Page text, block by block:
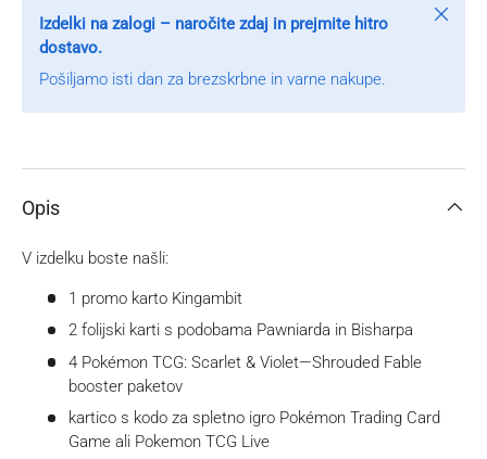
Izdelki na zalogi – naročite zdaj in prejmite hitro
dostavo.
Pošiljamo isti dan za brezskrbne in varne nakupe.
Zapri
Opis
V izdelku boste našli:
1 promo karto Kingambit
2 folijski karti s podobama Pawniarda in Bisharpa
4 Pokémon TCG: Scarlet & Violet—Shrouded Fable
booster paketov
kartico s kodo za spletno igro Pokémon Trading Card
Game ali Pokemon TCG Live